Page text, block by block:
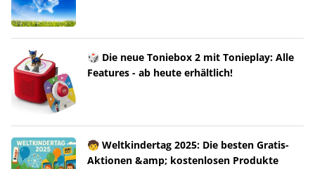
🎲 Die neue Toniebox 2 mit Tonieplay: Alle
Features - ab heute erhältlich!
🧒 Weltkindertag 2025: Die besten Gratis-
Aktionen &amp; kostenlosen Produkte